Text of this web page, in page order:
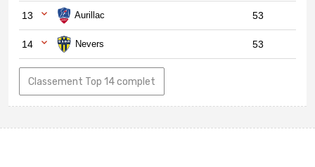
13 Aurillac 53
14 Nevers 53
Classement Top 14 complet